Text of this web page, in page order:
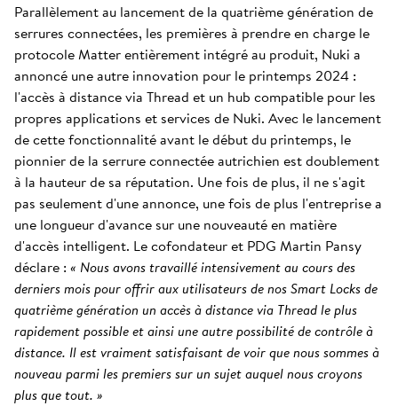
Parallèlement au lancement de la quatrième génération de
serrures connectées, les premières à prendre en charge le
protocole Matter entièrement intégré au produit, Nuki a
annoncé une autre innovation pour le printemps 2024 :
l'accès à distance via Thread et un hub compatible pour les
propres applications et services de Nuki. Avec le lancement
de cette fonctionnalité avant le début du printemps, le
pionnier de la serrure connectée autrichien est doublement
à la hauteur de sa réputation. Une fois de plus, il ne s'agit
pas seulement d'une annonce, une fois de plus l'entreprise a
une longueur d'avance sur une nouveauté en matière
d'accès intelligent. Le cofondateur et PDG Martin Pansy
déclare : « Nous avons travaillé intensivement au cours des
derniers mois pour offrir aux utilisateurs de nos Smart Locks de
quatrième génération un accès à distance via Thread le plus
rapidement possible et ainsi une autre possibilité de contrôle à
distance. Il est vraiment satisfaisant de voir que nous sommes à
nouveau parmi les premiers sur un sujet auquel nous croyons
plus que tout. »